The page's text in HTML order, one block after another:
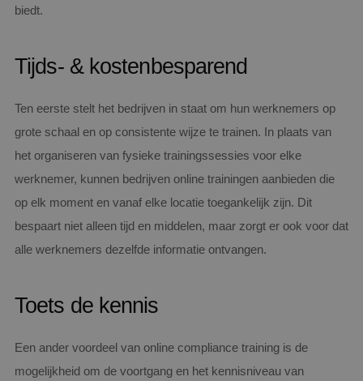
biedt.
Tijds- & kostenbesparend
Ten eerste stelt het bedrijven in staat om hun werknemers op
grote schaal en op consistente wijze te trainen. In plaats van
het organiseren van fysieke trainingssessies voor elke
werknemer, kunnen bedrijven online trainingen aanbieden die
op elk moment en vanaf elke locatie toegankelijk zijn. Dit
bespaart niet alleen tijd en middelen, maar zorgt er ook voor dat
alle werknemers dezelfde informatie ontvangen.
Toets de kennis
Een ander voordeel van online compliance training is de
mogelijkheid om de voortgang en het kennisniveau van